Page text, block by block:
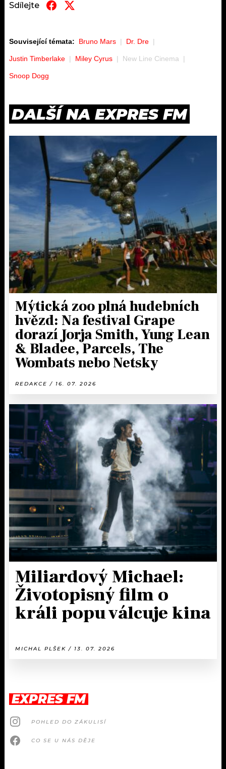
Sdílejte
Související témata: Bruno Mars Dr. Dre
Justin Timberlake Miley Cyrus New Line Cinema
Snoop Dogg
DALŠÍ NA EXPRES FM
Mýtická zoo plná hudebních
hvězd: Na festival Grape
dorazí Jorja Smith, Yung Lean
& Bladee, Parcels, The
Wombats nebo Netsky
REDAKCE / 16. 07. 2026
Miliardový Michael:
Životopisný film o
králi popu válcuje kina
MICHAL PLŠEK / 13. 07. 2026
EXPRES FM
POHLED DO ZÁKULISÍ
CO SE U NÁS DĚJE